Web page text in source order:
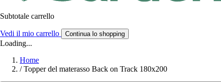
Subtotale carrello
Vedi il mio carrello Continua lo shopping
Loading...
Home
/ Topper del materasso Back on Track 180x200